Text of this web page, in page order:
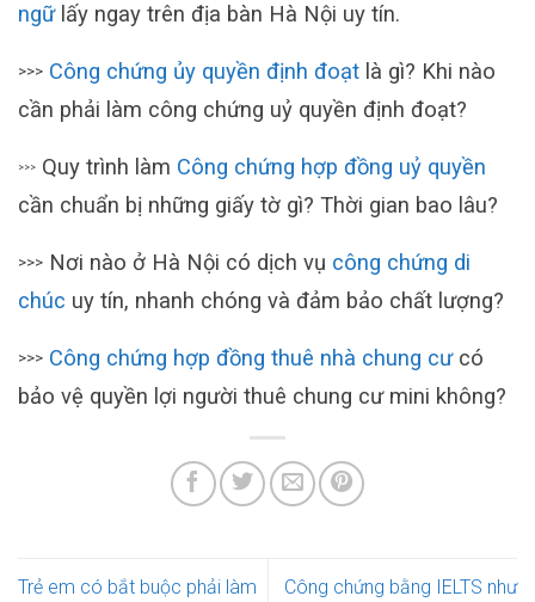
ngữlấy ngay trên địa bàn Hà Nội uy tín.
>>> Công chứng ủy quyền định đoạt là gì? Khi nào
cần phải làm công chứng uỷ quyền định đoạt?
>>> Quy trình làm Công chứng hợp đồng uỷ quyền
cần chuẩn bị những giấy tờ gì? Thời gian bao lâu?
>>> Nơi nào ở Hà Nội có dịch vụ công chứng di
chúc uy tín, nhanh chóng và đảm bảo chất lượng?
>>> Công chứng hợp đồng thuê nhà chung cưcó
bảo vệ quyền lợi người thuê chung cư mini không?
Trẻ em có bắt buộc phải làm Công chứng bằng IELTS như